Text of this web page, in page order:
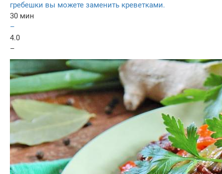
гребешки вы можете заменить креветками.
30 мин
–
4.0
–